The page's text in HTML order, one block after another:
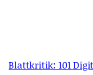
Blattkritik: 101